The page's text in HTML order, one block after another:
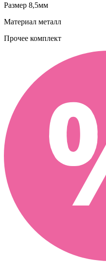
Размер 8,5мм
Материал металл
Прочее комплект